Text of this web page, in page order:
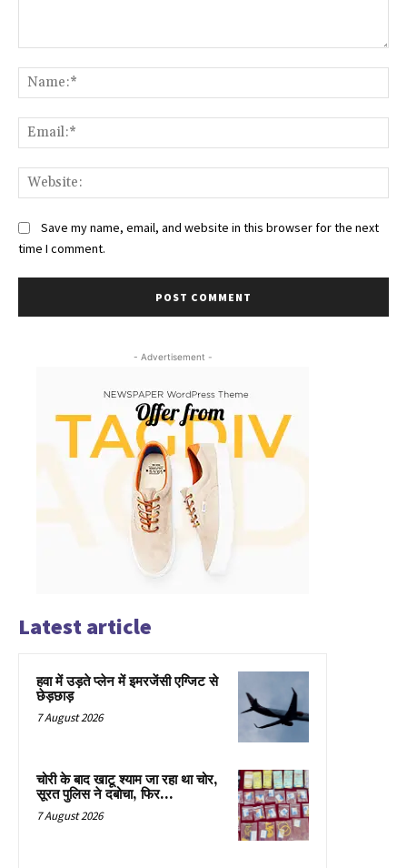
Save my name, email, and website in this browser for the next
time I comment.
- Advertisement -
Latest article
हवा में उड़ते प्लेन में इमरजेंसी एग्जिट से
छेड़छाड़
7 August 2026
चोरी के बाद खाटू श्याम जा रहा था चोर,
सूरत पुलिस ने दबोचा, फिर…
7 August 2026